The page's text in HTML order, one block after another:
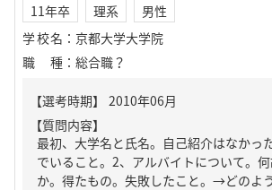
11年卒 理系
男性
学校名 ： 京都大学大学院
職種 ： 総合職？
【質問内容】
最初、大学名と氏名。自己紹介はなかっ
でいること。2、アルバイトについて。
か。得たもの。失敗したこと。→どのよ